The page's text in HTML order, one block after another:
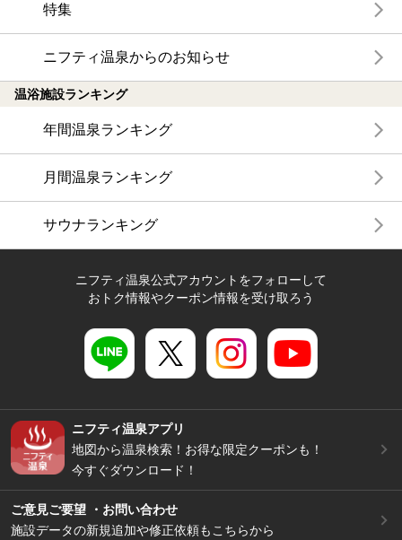
特集
ニフティ温泉からのお知らせ
温浴施設ランキング
年間温泉ランキング
月間温泉ランキング
サウナランキング
ニフティ温泉公式アカウントをフォローして
おトク情報やクーポン情報を受け取ろう
ニフティ温泉アプリ
地図から温泉検索！お得な限定クーポンも！
今すぐダウンロード！
ご意見ご要望 ・お問い合わせ
施設データの新規追加や修正依頼もこちらから